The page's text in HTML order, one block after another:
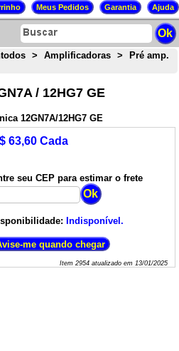
> Amplificadoras >
Pré amp.
/ 12HG7 GE
12GN7A/12HG7 GE
63,60 Cada
seu CEP para estimar o frete
Indisponível.
Item 2954atualizado em 13/01/2025